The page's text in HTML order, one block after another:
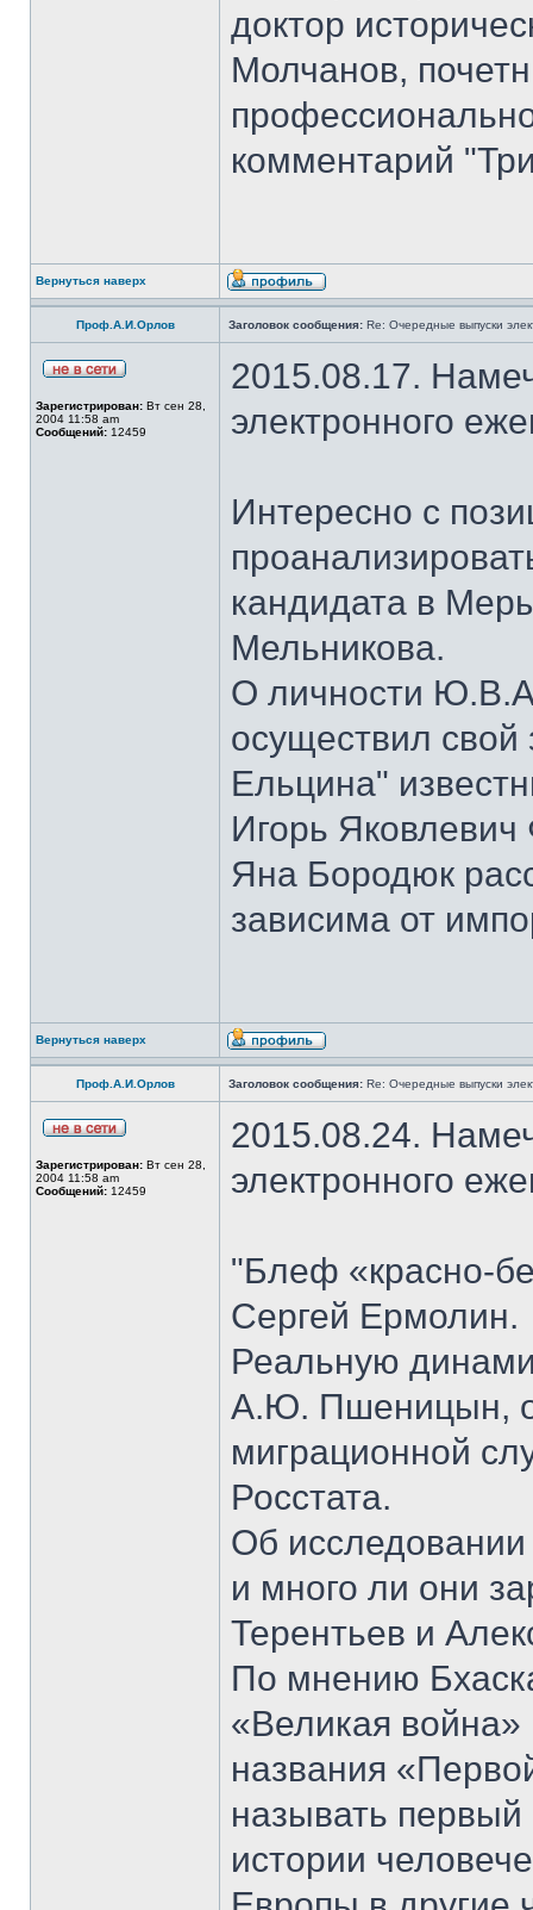
доктор
Молчанов,
комментарий
Вернуться наверх
Проф.А.И.Орлов Заголовок сообщения: Re: Очередные выпуски
Зарегистрирован: Вт сен 28,
2004 11:58 am
Сообщений: 12459
2015.08.17.
электронного
Интересно с
кандидата в
Мельникова.
О личности
осуществил
Ельцина"
Игорь
Яна Бородюк
зависима от
Вернуться наверх
Проф.А.И.Орлов Заголовок сообщения: Re: Очередные выпуски
Зарегистрирован: Вт сен 28,
2004 11:58 am
Сообщений: 12459
2015.08.24.
электронного
"Блеф «красно-
Сергей Ермолин.
Реальную
А.Ю. Пшеницын,
миграционной
Росстата.
Об
и много ли они
Терентьев и
По мнению
«Великая война»
названия
называть
истории